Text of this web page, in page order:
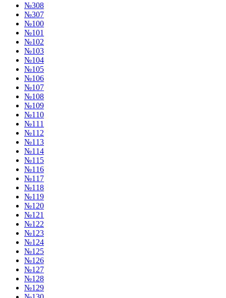
№308
№307
№100
№101
№102
№103
№104
№105
№106
№107
№108
№109
№110
№111
№112
№113
№114
№115
№116
№117
№118
№119
№120
№121
№122
№123
№124
№125
№126
№127
№128
№129